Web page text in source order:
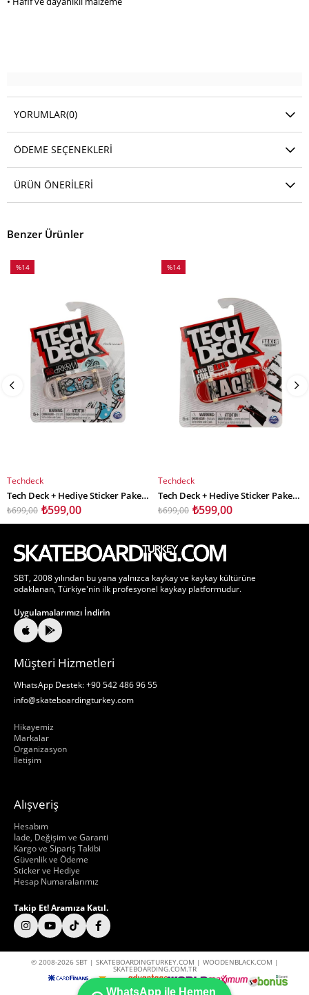
YORUMLAR(0)
ÖDEME SEÇENEKLERI
ÜRÜN ÖNERILERI
Benzer Ürünler
SEPETE EKLE
%14
Techdeck
Tech Deck + Hediye Sticker Paketli Parmak Kaykayı Darkroom Carnage
₺599,00
₺699,00
SEPETE EKLE
%14
Techdeck
Tech Deck + Hediye Sticker Paketli Parmak Kaykayı Baker Skateboards
₺599,00
₺699,00
SBT, 2008 yılından bu yana yalnızca kaykay ve kaykay kültürüne
odaklanan, Türkiye'nin ilk profesyonel kaykay platformudur.
Uygulamalarımızı İndirin
Müşteri Hizmetleri
WhatsApp Destek: +90 542 486 96 55
info@skateboardingturkey.com
Hikayemiz
Markalar
Organizasyon
İletişim
Alışveriş
Hakkımızda
Hesabım
İade, Değişim ve Garanti
Kargo ve Sipariş Takibi
Güvenlik ve Ödeme
Sticker ve Hediye
Hesap Numaralarımız
Takip Et! Aramıza Katıl.
© 2008-2026 SBT | SKATEBOARDINGTURKEY.COM | WOODENBLACK.COM |
SKATEBOARDING.COM.TR
WhatsApp ile Hemen